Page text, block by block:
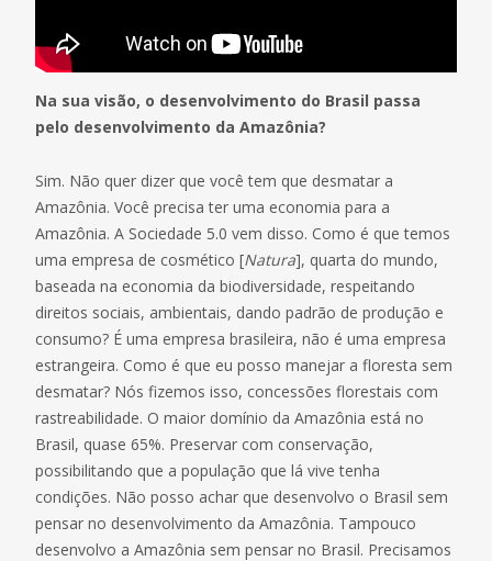
Na sua visão, o desenvolvimento do Brasil passa
pelo desenvolvimento da Amazônia?
Sim. Não quer dizer que você tem que desmatar a
Amazônia. Você precisa ter uma economia para a
Amazônia. A Sociedade 5.0 vem disso. Como é que temos
uma empresa de cosmético [Natura], quarta do mundo,
baseada na economia da biodiversidade, respeitando
direitos sociais, ambientais, dando padrão de produção e
consumo? É uma empresa brasileira, não é uma empresa
estrangeira. Como é que eu posso manejar a floresta sem
desmatar? Nós fizemos isso, concessões florestais com
rastreabilidade. O maior domínio da Amazônia está no
Brasil, quase 65%. Preservar com conservação,
possibilitando que a população que lá vive tenha
condições. Não posso achar que desenvolvo o Brasil sem
pensar no desenvolvimento da Amazônia. Tampouco
desenvolvo a Amazônia sem pensar no Brasil. Precisamos